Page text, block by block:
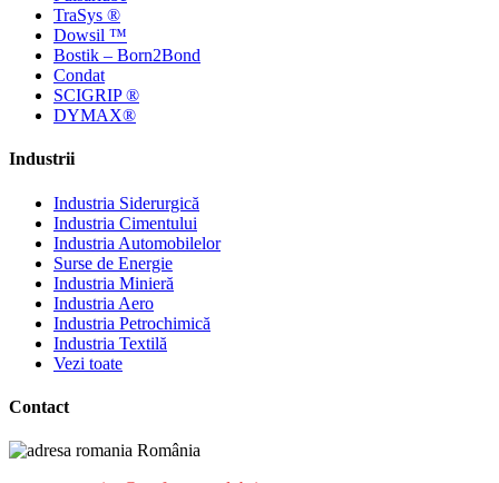
TraSys ®
Dowsil ™
Bostik – Born2Bond
Condat
SCIGRIP ®
DYMAX®
Industrii
Industria Siderurgică
Industria Cimentului
Industria Automobilelor
Surse de Energie
Industria Minieră
Industria Aero
Industria Petrochimică
Industria Textilă
Vezi toate
Contact
România